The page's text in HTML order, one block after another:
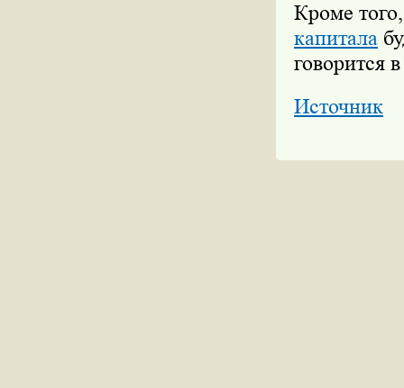
Кроме
капитала
говорится
Источник